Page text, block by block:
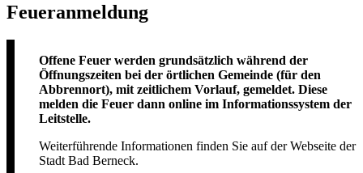
Feueranmeldung
Offene Feuer werden grundsätzlich während der
Öffnungszeiten bei der örtlichen Gemeinde (für den
Abbrennort), mit zeitlichem Vorlauf, gemeldet. Diese
melden die Feuer dann online im Informationssystem der
Leitstelle.
Weiterführende Informationen finden Sie auf derWebseite der
Stadt Bad Berneck.